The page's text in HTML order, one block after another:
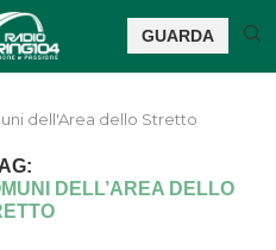
GUARDA
dell'Area dello Stretto
DELL’AREA DELLO